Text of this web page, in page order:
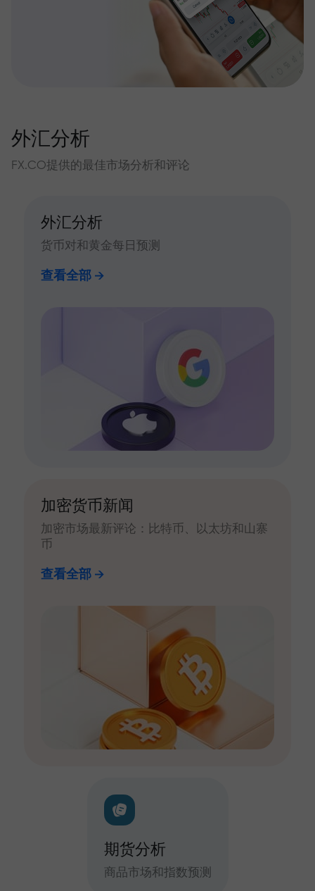
外汇分析
FX.CO提供的最佳市场分析和评论
外汇分析
货币对和黄金每日预测
查看全部
加密货币新闻
加密市场最新评论：比特币、以太坊和山寨
币
查看全部
期货分析
商品市场和指数预测